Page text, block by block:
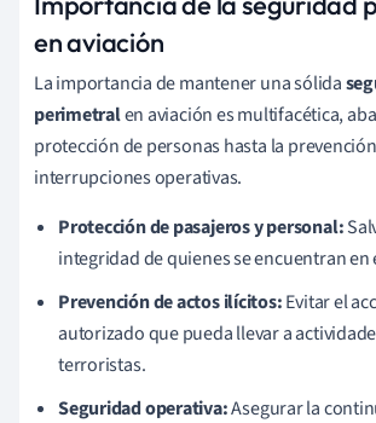
en aviación
La importancia de mantener una sólida
perimetralen aviación es multifacética,
protección de personas hasta la
interrupciones operativas.
Protección de pasajeros y personal:
integridad de quienes se encuentran
Prevención de actos ilícitos:Evitar el
autorizado que pueda llevar a
terroristas.
Seguridad operativa:Asegurar la